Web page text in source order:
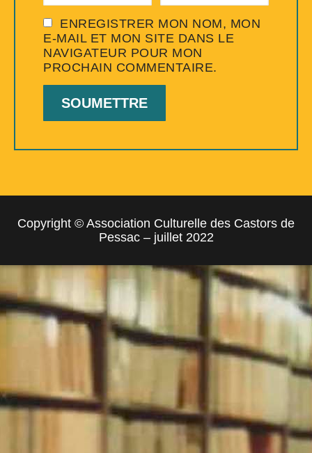
ENREGISTRER MON NOM, MON
E-MAIL ET MON SITE DANS LE
NAVIGATEUR POUR MON
PROCHAIN COMMENTAIRE.
Copyright © Association Culturelle des Castors de
Pessac – juillet 2022